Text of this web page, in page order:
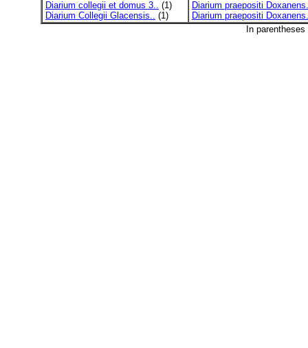
Diarium collegii et domus 3.. (1)
Diarium Collegii Glacensis.. (1)
Diarium praepositi
Diarium praepositi
In